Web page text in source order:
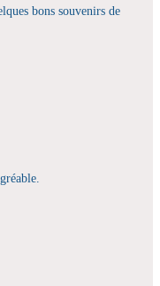
bons souvenirs de